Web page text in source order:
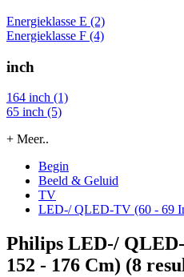
Energieklasse E (2)
Energieklasse F (4)
inch
164 inch (1)
65 inch (5)
+ Meer..
Begin
Beeld & Geluid
TV
LED-/ QLED-TV (60 - 69
Philips LED-/
152 - 176 Cm) (8